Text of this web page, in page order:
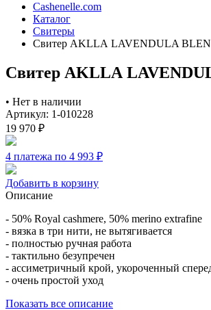
Cashenelle.com
Каталог
Свитеры
Свитер AKLLA LAVENDULA
Свитер AKLLA
• Нет в наличии
Артикул: 1-010228
19 970 ₽
4 платежа по 4 993 ₽
Добавить в корзину
Описание
- 50% Royal cashmere, 50% merino extrafine
- вязка в три нити, не вытягивается
- полностью ручная работа
- тактильно безупречен
- ассиметричный крой, укороченный
- очень простой уход
Показать все описание